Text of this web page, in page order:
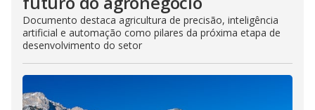
Documento destaca agricultura de precisão, inteligência
artificial e automação como pilares da próxima etapa de
desenvolvimento do setor